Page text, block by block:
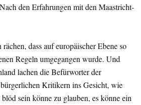
den Erfahrungen mit den Maastricht-
dass auf europäischer Ebene so
Regeln umgegangen wurde. Und
lachen die Befürworter der
Kritikern ins Gesicht, wie
sein könne zu glauben, es könne ein